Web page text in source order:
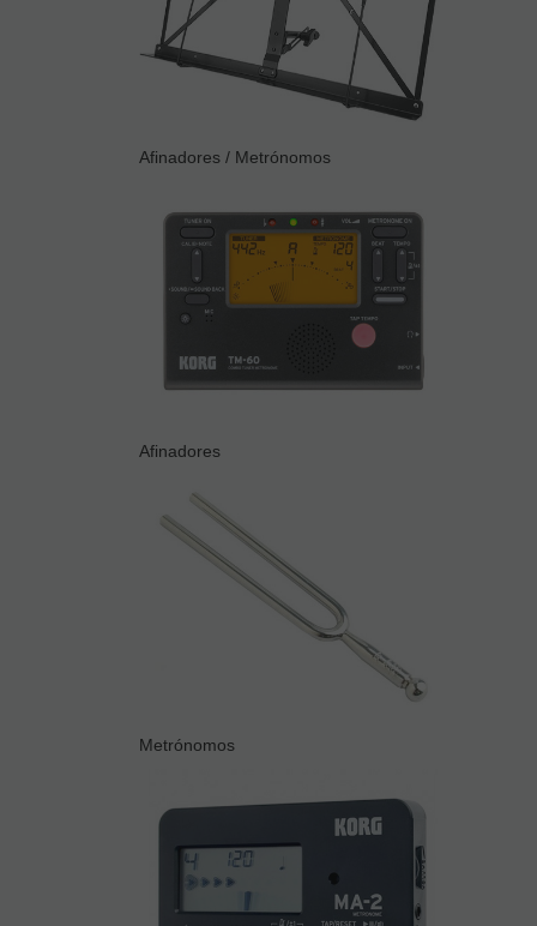
Afinadores / Metrónomos
Afinadores
Metrónomos